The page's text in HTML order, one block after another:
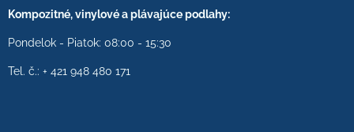
Kompozitné, vinylové a plávajúce podlahy:
Pondelok - Piatok: 08:00 - 15:30
Tel. č.: + 421 948 480 171